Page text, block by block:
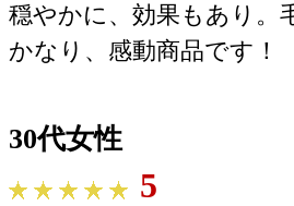
穏やかに、効果もあり。
かなり、感動商品です！
30代女性
5